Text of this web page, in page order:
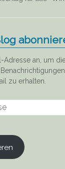
Adresse an, um
zu erhalten.